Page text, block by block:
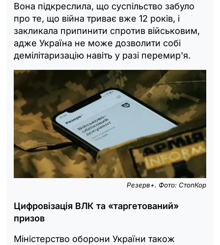
Вона підкреслила, що суспільство забуло
про те, що війна триває вже 12 років, і
закликала припинити спротив військовим,
адже Україна не може дозволити собі
демілітаризацію навіть у разі перемир'я.
Резерв+. Фото: СтопКор
Цифровізація ВЛК та «таргетований»
призов
Міністерство оборони України також